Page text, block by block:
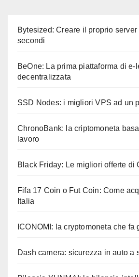
Bytesized: Creare il proprio
secondi
BeOne: La prima piattaforma di e-
decentralizzata
SSD Nodes: i migliori VPS ad un
ChronoBank: la criptomoneta
lavoro
Black Friday: Le migliori offerte di
Fifa 17 Coin o Fut Coin: Come
Italia
ICONOMI: la cryptomoneta che fa
Dash camera: sicurezza in auto a